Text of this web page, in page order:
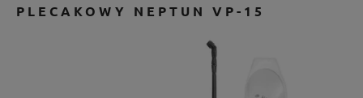
PLECAKOWY NEPTUN VP-15